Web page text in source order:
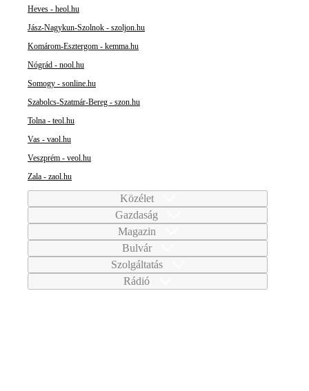
Heves - heol.hu
Jász-Nagykun-Szolnok - szoljon.hu
Komárom-Esztergom - kemma.hu
Nógrád - nool.hu
Somogy - sonline.hu
Szabolcs-Szatmár-Bereg - szon.hu
Tolna - teol.hu
Vas - vaol.hu
Veszprém - veol.hu
Zala - zaol.hu
Közélet
Gazdaság
Magazin
Bulvár
Szolgáltatás
Rádió